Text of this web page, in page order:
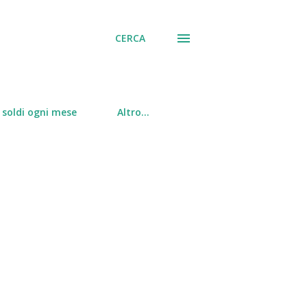
CERCA
ogni mese Altro…